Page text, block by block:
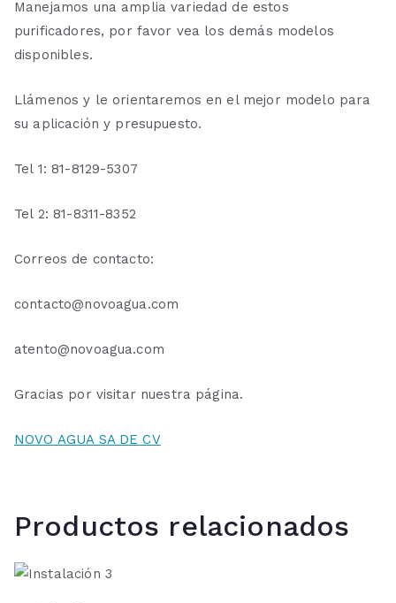
Manejamos una amplia variedad de estos
purificadores, por favor vea los demás modelos
disponibles.
Llámenos y le orientaremos en el mejor modelo para
su aplicación y presupuesto.
Tel 1: 81-8129-5307
Tel 2: 81-8311-8352
Correos de contacto:
contacto@novoagua.com
atento@novoagua.com
Gracias por visitar nuestra página.
NOVO AGUA SA DE CV
Productos relacionados